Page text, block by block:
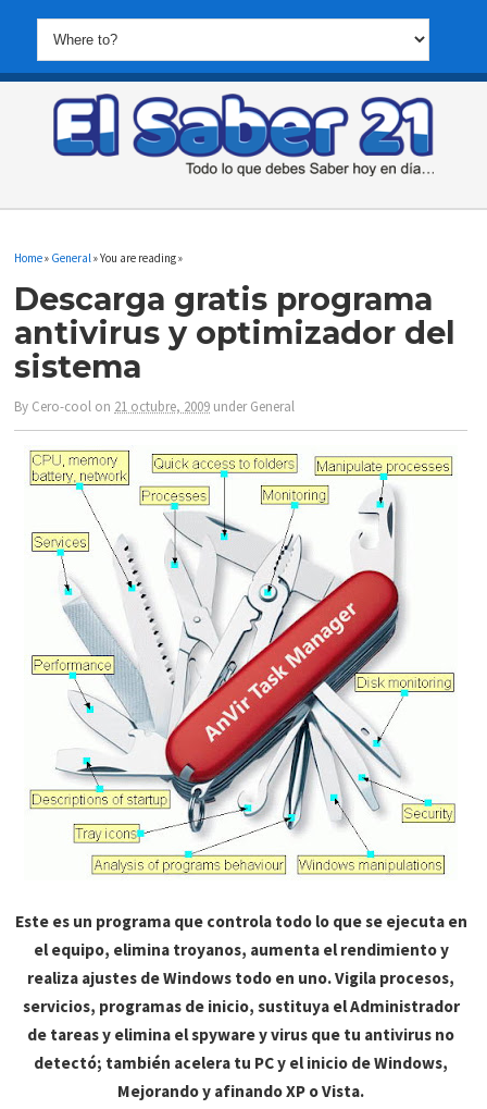
Home» General » You are reading »
Descarga gratis programa
antivirus y optimizador del
sistema
By Cero-cool on 21 octubre, 2009 underGeneral
Este es un programa que controla todo lo que se ejecuta en
el equipo, elimina troyanos, aumenta el rendimiento y
realiza ajustes de Windows todo en uno. Vigila procesos,
servicios, programas de inicio, sustituya el Administrador
de tareas y elimina el spyware y virus que tu antivirus no
detectó; también acelera tu PC y el inicio de Windows,
Mejorando y afinando XP o Vista.